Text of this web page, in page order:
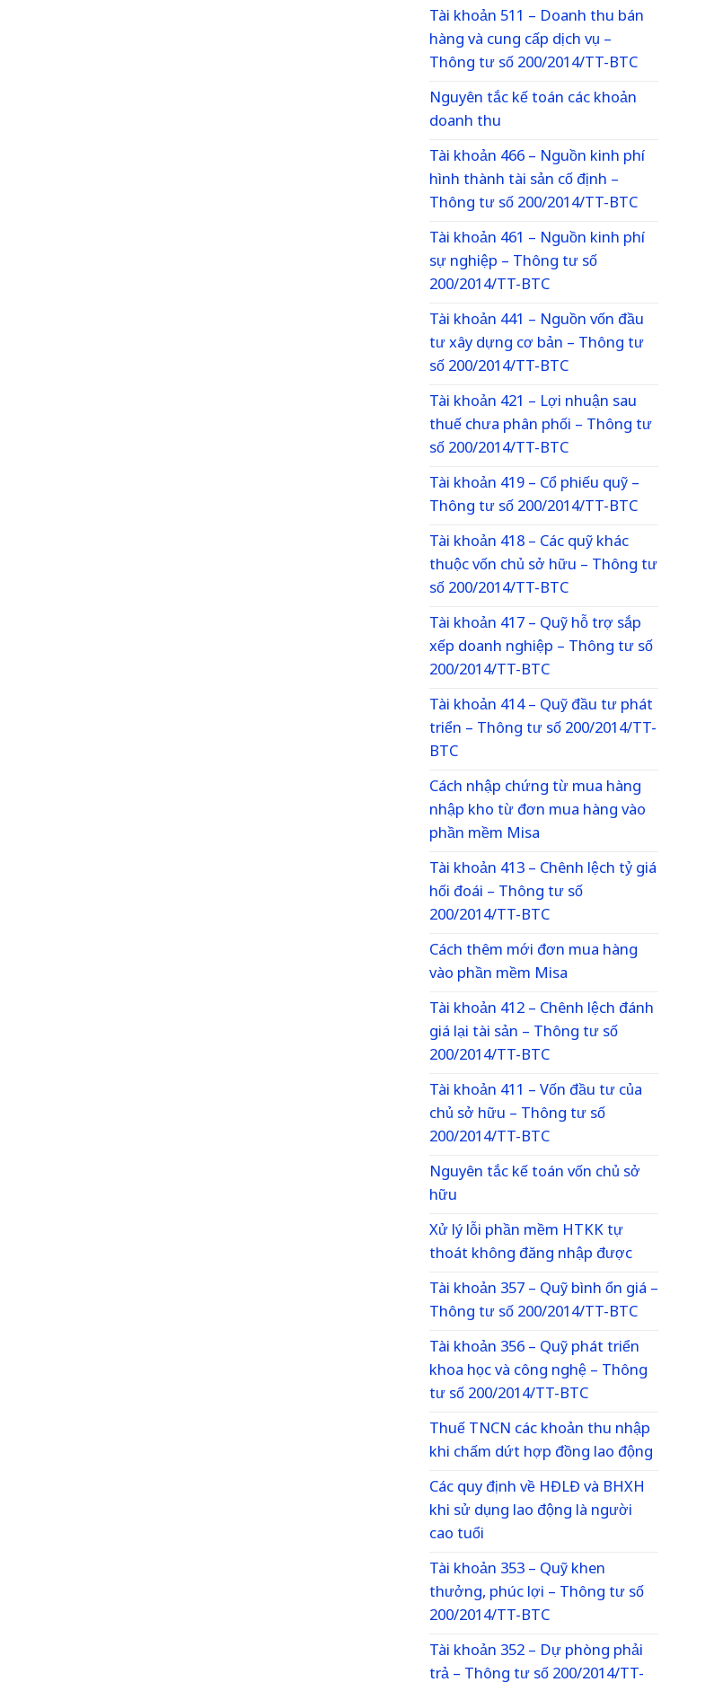
Tài khoản 511 – Doanh thu bán
hàng và cung cấp dịch vụ –
Thông tư số 200/2014/TT-BTC
Nguyên tắc kế toán các khoản
doanh thu
Tài khoản 466 – Nguồn kinh phí
hình thành tài sản cố định –
Thông tư số 200/2014/TT-BTC
Tài khoản 461 – Nguồn kinh phí
sự nghiệp – Thông tư số
200/2014/TT-BTC
Tài khoản 441 – Nguồn vốn đầu
tư xây dựng cơ bản – Thông tư
số 200/2014/TT-BTC
Tài khoản 421 – Lợi nhuận sau
thuế chưa phân phối – Thông tư
số 200/2014/TT-BTC
Tài khoản 419 – Cổ phiếu quỹ –
Thông tư số 200/2014/TT-BTC
Tài khoản 418 – Các quỹ khác
thuộc vốn chủ sở hữu – Thông tư
số 200/2014/TT-BTC
Tài khoản 417 – Quỹ hỗ trợ sắp
xếp doanh nghiệp – Thông tư số
200/2014/TT-BTC
Tài khoản 414 – Quỹ đầu tư phát
triển – Thông tư số 200/2014/TT-
BTC
Cách nhập chứng từ mua hàng
nhập kho từ đơn mua hàng vào
phần mềm Misa
Tài khoản 413 – Chênh lệch tỷ giá
hối đoái – Thông tư số
200/2014/TT-BTC
Cách thêm mới đơn mua hàng
vào phần mềm Misa
Tài khoản 412 – Chênh lệch đánh
giá lại tài sản – Thông tư số
200/2014/TT-BTC
Tài khoản 411 – Vốn đầu tư của
chủ sở hữu – Thông tư số
200/2014/TT-BTC
Nguyên tắc kế toán vốn chủ sở
hữu
Xử lý lỗi phần mềm HTKK tự
thoát không đăng nhập được
Tài khoản 357 – Quỹ bình ổn giá –
Thông tư số 200/2014/TT-BTC
Tài khoản 356 – Quỹ phát triển
khoa học và công nghệ – Thông
tư số 200/2014/TT-BTC
Thuế TNCN các khoản thu nhập
khi chấm dứt hợp đồng lao động
Các quy định về HĐLĐ và BHXH
khi sử dụng lao động là người
cao tuổi
Tài khoản 353 – Quỹ khen
thưởng, phúc lợi – Thông tư số
200/2014/TT-BTC
Tài khoản 352 – Dự phòng phải
trả – Thông tư số 200/2014/TT-